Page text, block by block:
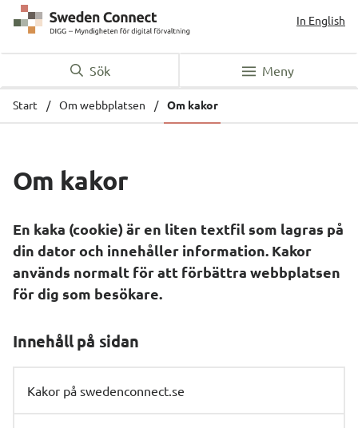
In English
Sök Meny
Start / Om webbplatsen / Om kakor
Om kakor
En kaka (cookie) är en liten textfil som lagras på
din dator och innehåller information. Kakor
används normalt för att förbättra webbplatsen
för dig som besökare.
Innehåll på sidan
Kakor på swedenconnect.se